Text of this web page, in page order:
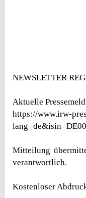
NEWSLETTER
Aktuelle
https://www.irw-
Mitteilung
verantwortlich.
Kostenloser